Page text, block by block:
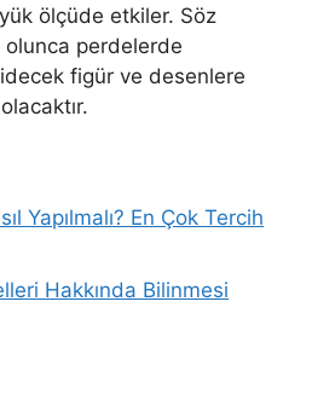
ölçüde etkiler. Söz
perdelerde
figür ve desenlere
Yapılmalı? En Çok Tercih
Hakkında Bilinmesi